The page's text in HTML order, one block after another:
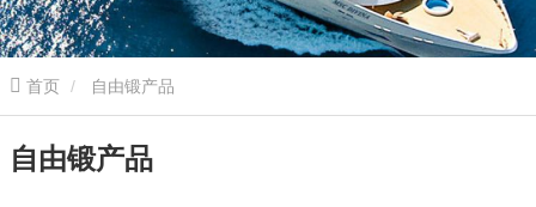
首页 自由锻产品
自由锻产品